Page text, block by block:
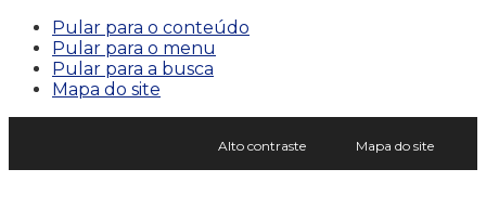
Pular para o conteúdo
Pular para o menu
Pular para a busca
Mapa do site
Alto contraste Mapa do site